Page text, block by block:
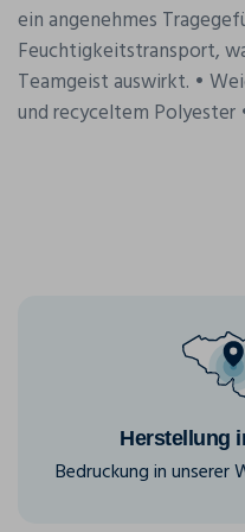
ein angenehmes
Feuchtigkeitstransport,
Teamgeist auswirkt. •
und recyceltem Polyester
Herstellung
Bedruckung in unserer